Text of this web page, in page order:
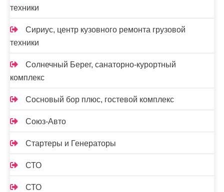
техники
Сириус, центр кузовного ремонта грузовой
техники
Солнечный Берег, санаторно-курортный
комплекс
Сосновый бор плюс, гостевой комплекс
Союз-Авто
Стартеры и Генераторы
СТО
СТО